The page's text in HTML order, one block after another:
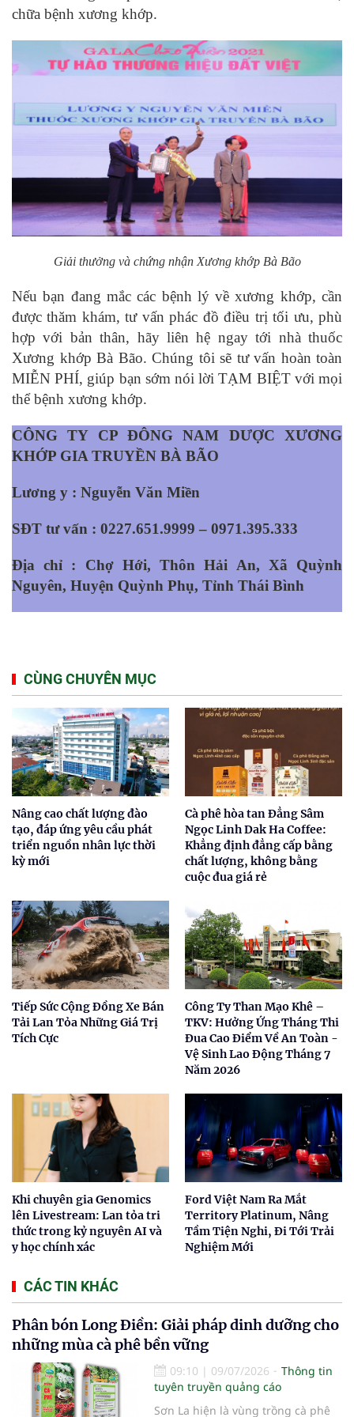
chữa bệnh xương khớp.
Giải thưởng và chứng nhận Xương khớp Bà Bão
Nếu bạn đang mắc các bệnh lý về xương khớp, cần
được thăm khám, tư vấn phác đồ điều trị tối ưu, phù
hợp với bản thân, hãy liên hệ ngay tới nhà thuốc
Xương khớp Bà Bão. Chúng tôi sẽ tư vấn hoàn toàn
MIỄN PHÍ, giúp bạn sớm nói lời TẠM BIỆT với mọi
thể bệnh xương khớp.
CÔNG TY CP ĐÔNG NAM DƯỢC XƯƠNG
KHỚP GIA TRUYỀN BÀ BÃO
Lương y : Nguyễn Văn Miền
SĐT tư vấn : 0227.651.9999 – 0971.395.333
Địa chỉ : Chợ Hới, Thôn Hải An, Xã Quỳnh
Nguyên, Huyện Quỳnh Phụ, Tỉnh Thái Bình
CÙNG CHUYÊN MỤC
Nâng cao chất lượng đào
tạo, đáp ứng yêu cầu phát
triển nguồn nhân lực thời
kỳ mới
Cà phê hòa tan Đẳng Sâm
Ngọc Linh Dak Ha Coffee:
Khẳng định đẳng cấp bằng
chất lượng, không bằng
cuộc đua giá rẻ
Tiếp Sức Cộng Đồng Xe Bán
Tải Lan Tỏa Những Giá Trị
Tích Cực
Công Ty Than Mạo Khê –
TKV: Hưởng Ứng Tháng Thi
Đua Cao Điểm Về An Toàn -
Vệ Sinh Lao Động Tháng 7
Năm 2026
Khi chuyên gia Genomics
lên Livestream: Lan tỏa tri
thức trong kỷ nguyên AI và
y học chính xác
Ford Việt Nam Ra Mắt
Territory Platinum, Nâng
Tầm Tiện Nghi, Đi Tới Trải
Nghiệm Mới
CÁC TIN KHÁC
Phân bón Long Điền: Giải pháp dinh dưỡng cho
những mùa cà phê bền vững
09:10 | 09/07/2026
Thông tin
tuyên truyền quảng cáo
Sơn La hiện là vùng trồng cà phê